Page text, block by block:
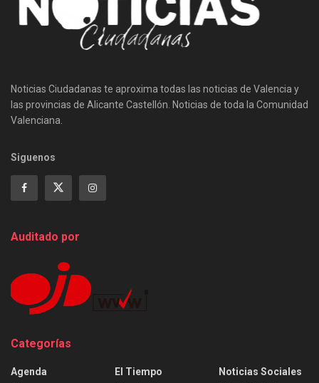
Noticias Ciudadanas te aproxima todas las noticias de Valencia y
las provincias de Alicante Castellón. Noticias de toda la Comunidad
Valenciana.
Siguenos
Auditado por
Categorías
Agenda
El Tiempo
Noticias Sociales